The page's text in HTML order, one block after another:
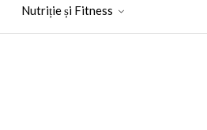
Nutriție și Fitness